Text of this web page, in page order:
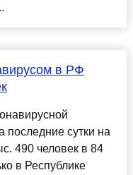
в РФ
последние сутки на
490 человек в 84
в Республике